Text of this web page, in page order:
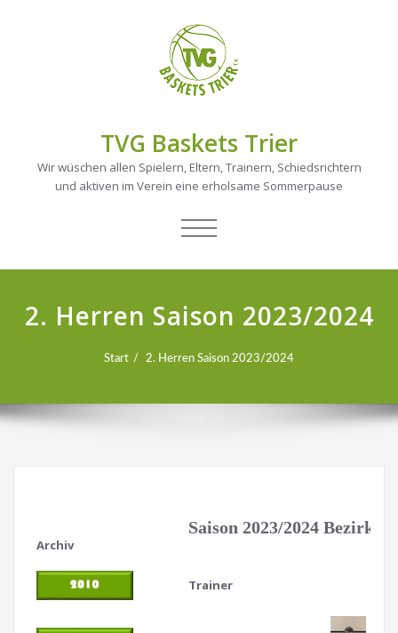
TVG Baskets Trier
Wir wüschen allen Spielern, Eltern, Trainern, Schiedsrichtern
und aktiven im Verein eine erholsame Sommerpause
NAVIGATION
2. Herren Saison 2023/2024
Start 2. Herren Saison 2023/2024
Saison 2023/2024
Archiv
Trainer